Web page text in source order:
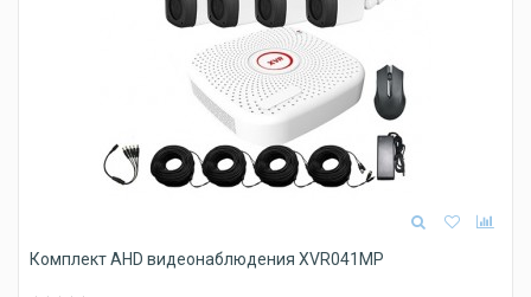
Комплект AHD видеонаблюдения XVR041MP